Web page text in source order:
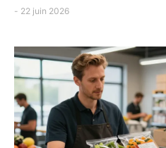
22 juin 2026